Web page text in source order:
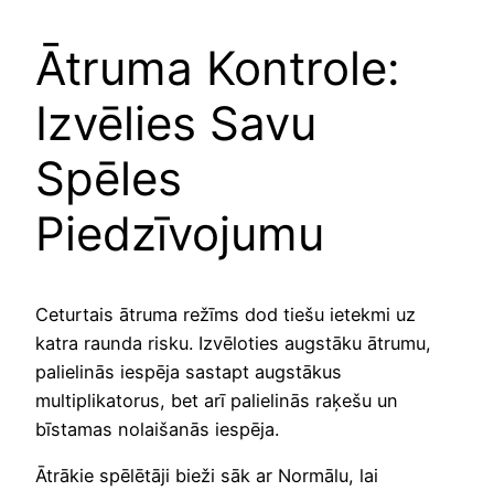
Ātruma Kontrole:
Izvēlies Savu
Spēles
Piedzīvojumu
Ceturtais ātruma režīms dod tiešu ietekmi uz
katra raunda risku. Izvēloties augstāku ātrumu,
palielinās iespēja sastapt augstākus
multiplikatorus, bet arī palielinās raķešu un
bīstamas nolaišanās iespēja.
Ātrākie spēlētāji bieži sāk ar Normālu, lai